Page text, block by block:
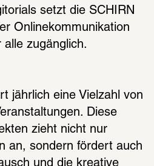
setzt die SCHIRN
Onlinekommunikation
zugänglich.
jährlich eine Vielzahl von
Diese
zieht nicht nur
an, sondern fördert auch
und die kreative